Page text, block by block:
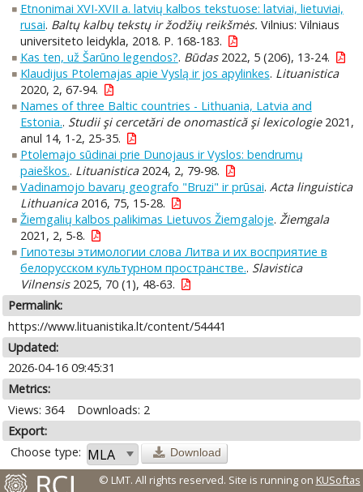
Etnonimai XVI-XVII a. latvių kalbos tekstuose: latviai, lietuviai,
rusai. Baltų kalbų tekstų ir žodžių reikšmės. Vilnius: Vilniaus
universiteto leidykla, 2018. P. 168-183.
Kas ten, už Šarūno legendos?. Būdas2022, 5 (206), 13-24.
Klaudijus Ptolemajas apie Vyslą ir jos apylinkes. Lituanistica
2020, 2, 67-94.
Names of three Baltic countries - Lithuania, Latvia and
Estonia.. Studii şi cercetări de onomastică şi lexicologie2021,
anul 14, 1-2, 25-35.
Ptolemajo sūdinai prie Dunojaus ir Vyslos: bendrumų
paieškos.. Lituanistica2024, 2, 79-98.
Vadinamojo bavarų geografo "Bruzi" ir prūsai. Acta linguistica
Lithuanica2016, 75, 15-28.
Žiemgalių kalbos palikimas Lietuvos Žiemgaloje. Žiemgala
2021, 2, 5-8.
Гипотезы этимологии слова Литва и их восприятие в
белорусском культурном пространстве.. Slavistica
Vilnensis2025, 70 (1), 48-63.
Permalink:
https://www.lituanistika.lt/content/54441
Updated:
2026-04-16 09:45:31
Metrics:
Views: 364
Downloads: 2
Export:
Choose type:
Download
© LMT. All rights reserved. Site is running on KUSoftas